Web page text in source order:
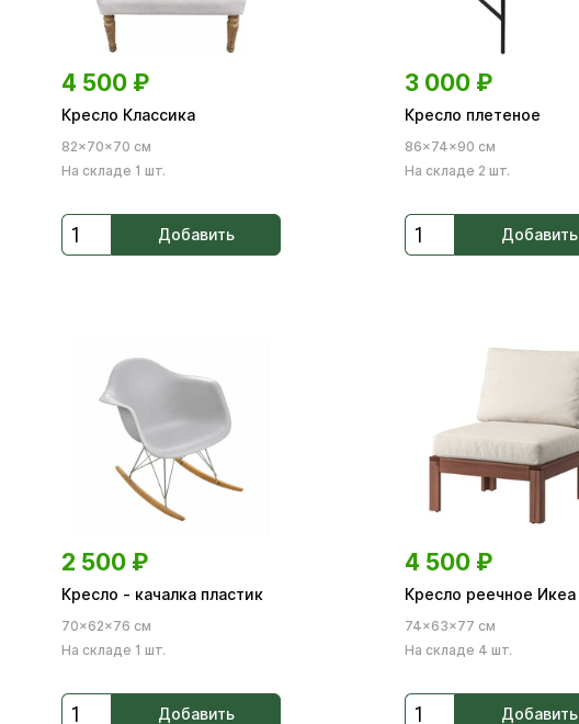
4 500 ₽
Кресло Классика
82×70×70 см
На складе 1 шт.
Добавить
3 000 ₽
Кресло плетеное
86×74×90 см
На складе 2 шт.
Добавить
2 500 ₽
Кресло - качалка пластик
70×62×76 см
На складе 1 шт.
Добавить
4 500 ₽
Кресло реечное Икеа
74×63×77 см
На складе 4 шт.
Добавить